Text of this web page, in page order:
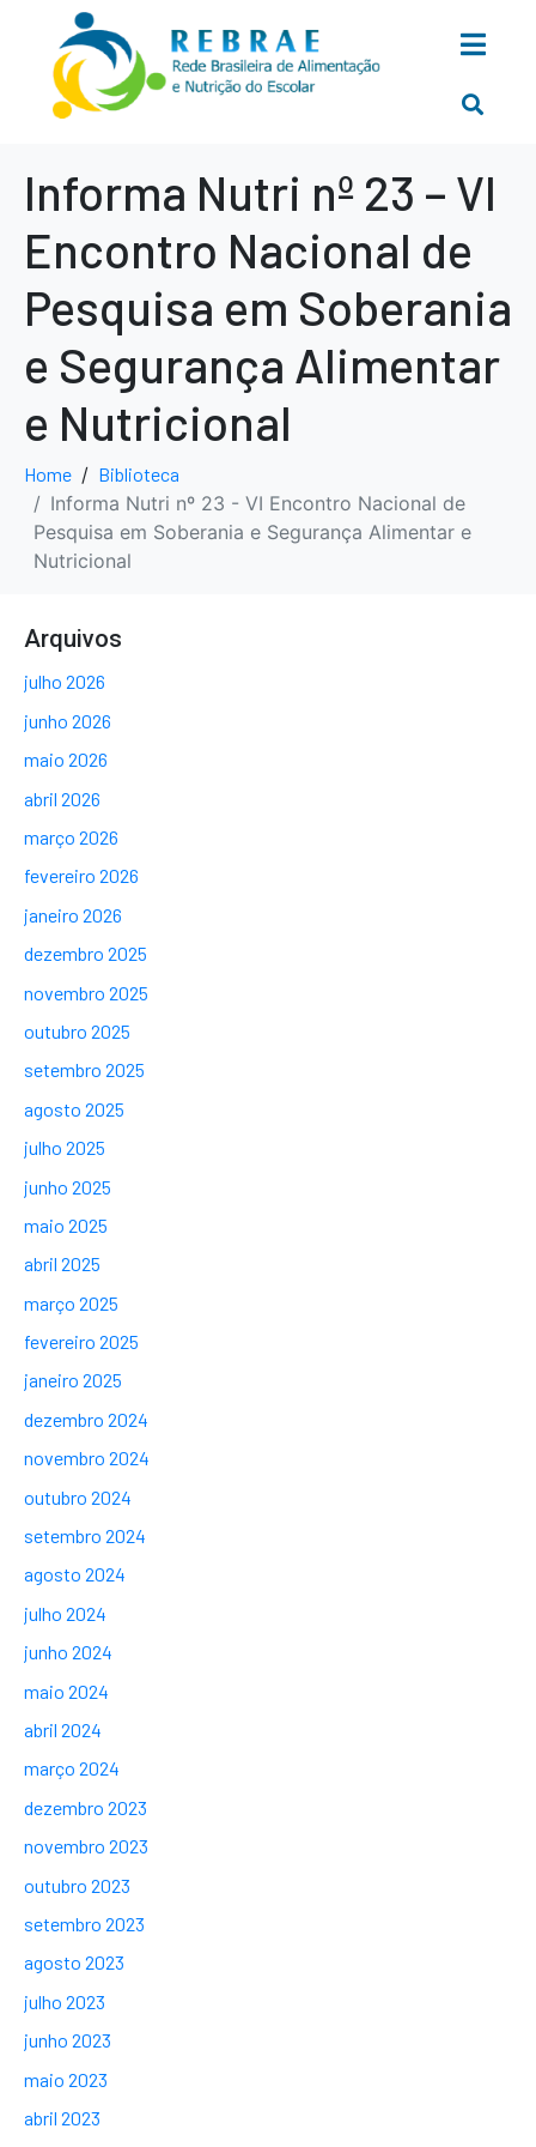
Informa Nutri nº 23 – VI
Encontro Nacional de
Pesquisa em Soberania
e Segurança Alimentar
e Nutricional
Home Biblioteca
Informa Nutri nº 23 - VI Encontro Nacional de
Pesquisa em Soberania e Segurança Alimentar e
Nutricional
Arquivos
julho 2026
junho 2026
maio 2026
abril 2026
março 2026
fevereiro 2026
janeiro 2026
dezembro 2025
novembro 2025
outubro 2025
setembro 2025
agosto 2025
julho 2025
junho 2025
maio 2025
abril 2025
março 2025
fevereiro 2025
janeiro 2025
dezembro 2024
novembro 2024
outubro 2024
setembro 2024
agosto 2024
julho 2024
junho 2024
maio 2024
abril 2024
março 2024
dezembro 2023
novembro 2023
outubro 2023
setembro 2023
agosto 2023
julho 2023
junho 2023
maio 2023
abril 2023